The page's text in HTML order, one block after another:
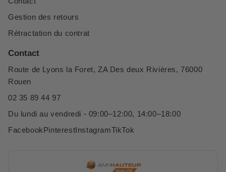
Gestion des retours
Rétractation du contrat
Contact
Route de Lyons la Foret, ZA Des deux Rivières, 76000
Rouen
02 35 89 44 97
Du lundi au vendredi - 09:00–12:00, 14:00–18:00
FacebookPinterestInstagramTikTok